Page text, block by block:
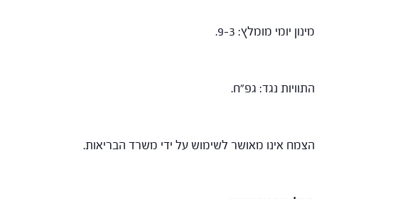
מינון יומי מומלץ: 9-3.
התוויות נגד: גפ"ח.
הצמח אינו מאושר לשימוש על ידי משרד הבריאות.